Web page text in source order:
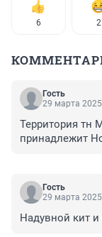
6 2
Гость
29 марта
Территория тн
принадлежит
Гость
29 марта
Надувной кит и